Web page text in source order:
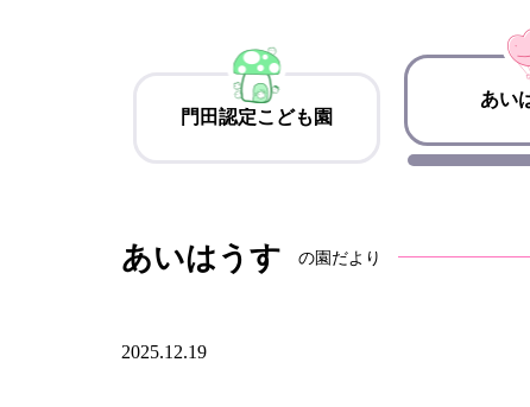
門田認定こども園
あい
あいはうす の園だより
2025.12.19